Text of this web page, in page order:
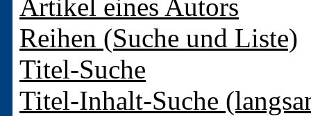
Artikel eines Autors
Reihen (Suche und Liste)
Titel-Suche
Titel-Inhalt-Suche